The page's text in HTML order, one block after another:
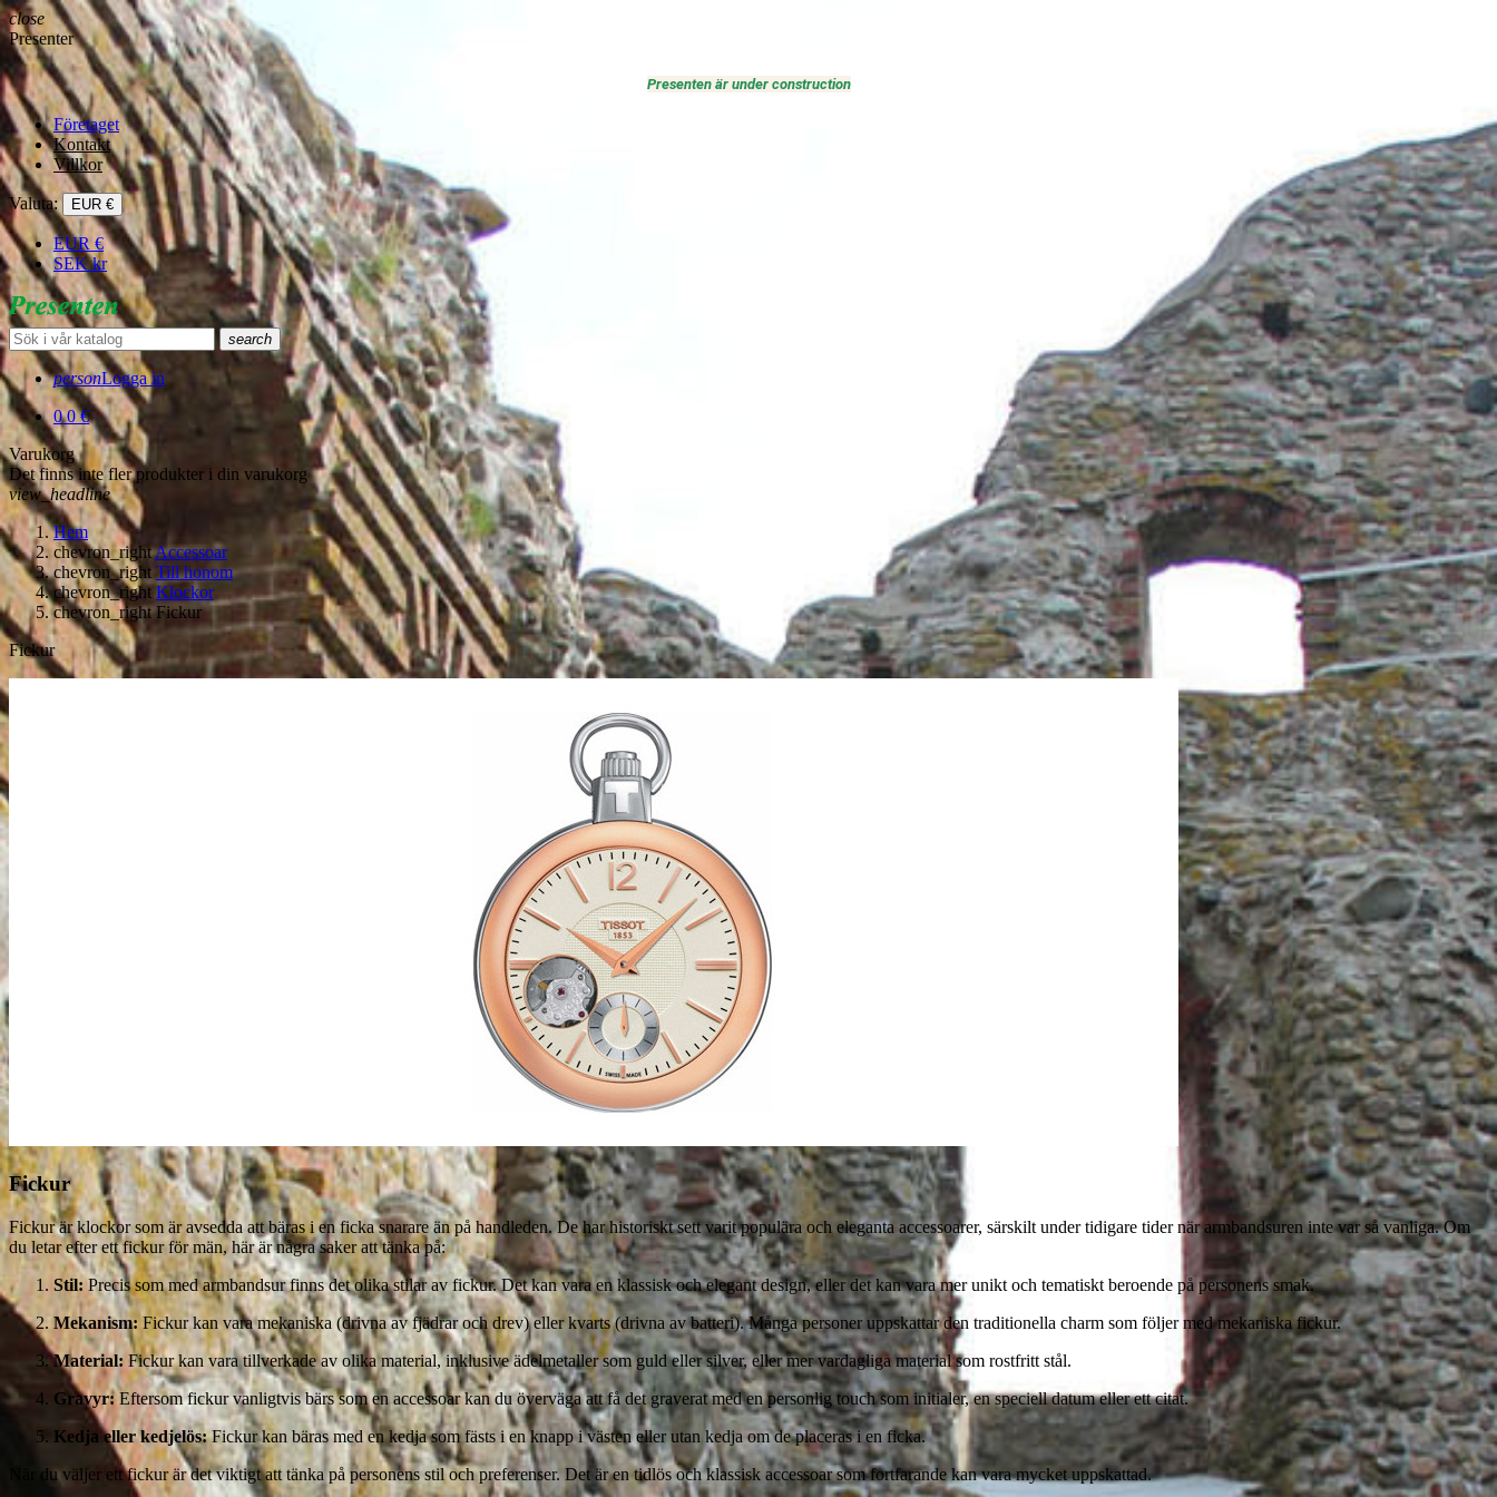
close
Presenter
Presenten är under construction
Företaget
Kontakt
Villkor
Valuta: EUR €
EUR €
SEKkr
search
personLogga in
0 0 €
Varukorg
Det finns inte fler produkter i din varukorg
view_headline
Hem
chevron_rightAccessoar
chevron_right Till honom
chevron_right Klockor
chevron_right Fickur
Fickur
Fickur
Fickur är klockor som är avsedda att bäras i en ficka snarare än på handleden. De har historiskt sett varit populära och eleganta accessoarer, särskilt under tidigare tider när armbandsuren inte var så vanliga. Om
du letar efter ett fickur för män, här är några saker att tänka på:
Stil:Precis som med armbandsur finns det olika stilar av fickur. Det kan vara en klassisk och elegant design, eller det kan vara mer unikt och tematiskt beroende på personens smak.
Mekanism:Fickur kan vara mekaniska (drivna av fjädrar och drev) eller kvarts (drivna av batteri). Många personer uppskattar den traditionella charm som följer med mekaniska fickur.
Material:Fickur kan vara tillverkade av olika material, inklusive ädelmetaller som guld eller silver, eller mer vardagliga material som rostfritt stål.
Gravyr:Eftersom fickur vanligtvis bärs som en accessoar kan du överväga att få det graverat med en personlig touch som initialer, en speciell datum eller ett citat.
Kedja eller kedjelös:Fickur kan bäras med en kedja som fästs i en knapp i västen eller utan kedja om de placeras i en ficka.
När du väljer ett fickur är det viktigt att tänka på personens stil och preferenser. Det är en tidlös och klassisk accessoar som fortfarande kan vara mycket uppskattad.